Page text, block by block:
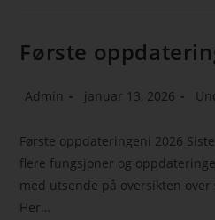
Første
Admin januar 13, 2026
Første oppdateringeni 2026
flere fungsjoner og
med utsende på oversikten
Her…